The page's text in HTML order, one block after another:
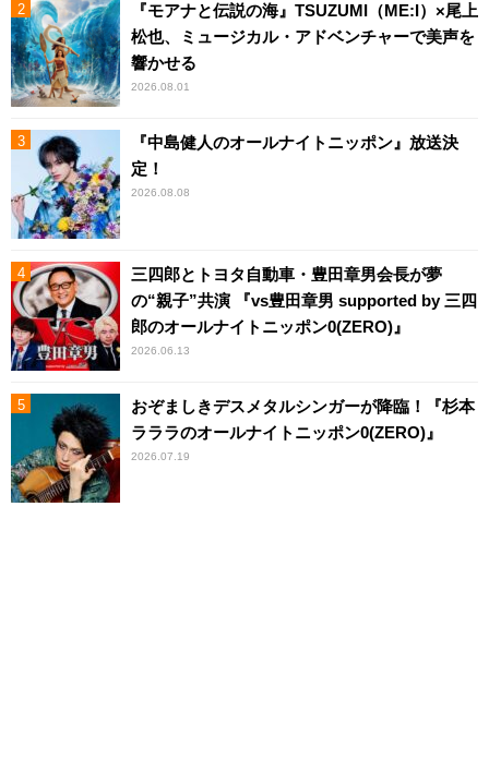
『モアナと伝説の海』TSUZUMI（ME:I）×尾上
松也、ミュージカル・アドベンチャーで美声を
響かせる
2026.08.01
『中島健人のオールナイトニッポン』放送決
定！
2026.08.08
三四郎とトヨタ自動車・豊田章男会長が夢
の“親子”共演 『vs豊田章男 supported by 三四
郎のオールナイトニッポン0(ZERO)』
2026.06.13
おぞましきデスメタルシンガーが降臨！『杉本
ラララのオールナイトニッポン0(ZERO)』
2026.07.19